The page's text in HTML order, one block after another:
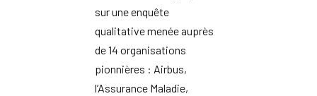
sur une enquête
qualitative menée auprès
de 14 organisations
pionnières : Airbus,
l’Assurance Maladie,